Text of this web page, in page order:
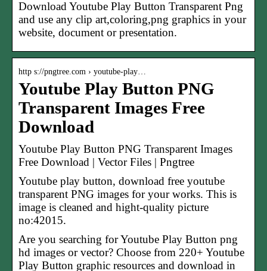
Download Youtube Play Button Transparent Png
and use any clip art,coloring,png graphics in your
website, document or presentation.
http s://pngtree.com › youtube-play…
Youtube Play Button PNG
Transparent Images Free
Download
Youtube Play Button PNG Transparent Images
Free Download | Vector Files | Pngtree
Youtube play button, download free youtube
transparent PNG images for your works. This is
image is cleaned and hight-quality picture
no:42015.
Are you searching for Youtube Play Button png
hd images or vector? Choose from 220+ Youtube
Play Button graphic resources and download in